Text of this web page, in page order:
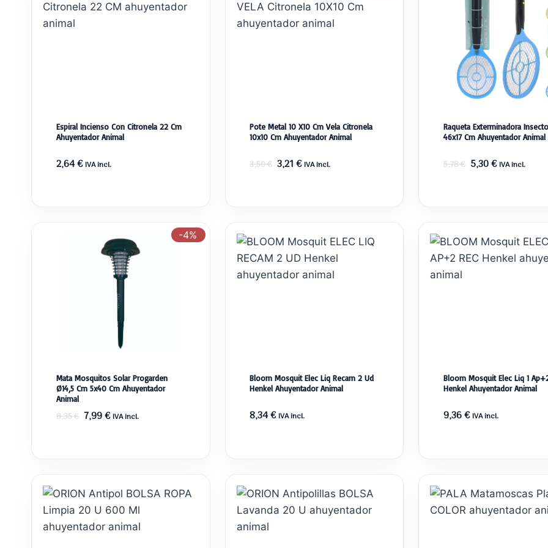
Espiral Incienso Con Citronela 22 Cm
Ahuyentador Animal
2,64€ IVA incl.
Pote Metal 10 X10 Cm Vela Citronela
10x10 Cm Ahuyentador Animal
3,50€ El
era:
3,50 €.
3,21 €El
es:
3,21 €.
IVA incl.
Raqueta Exterminadora
46x17 Cm Ahuyentador Animal
5,78€ El
era:
5,78 €.
5,30€El
es:
5,30 €.
IVA incl.
-4%
Mata Mosquitos Solar Progarden
Ø14,5 Cm 5x40 Cm Ahuyentador
Animal
8,35€ El
era:
8,35 €.
7,99€El
es:
7,99 €.
IVA incl.
Bloom Mosquit Elec Liq Recam 2 Ud
Henkel Ahuyentador Animal
8,34€ IVA incl.
Bloom Mosquit Elec Liq 1
Henkel Ahuyentador Animal
9,36€ IVA incl.